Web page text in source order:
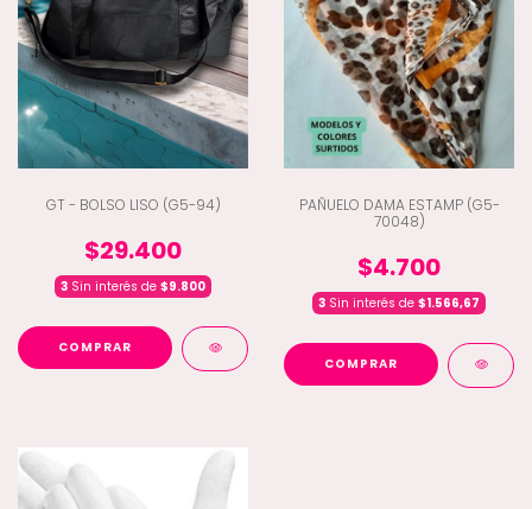
GT - BOLSO LISO (G5-94)
$29.400
3 Sin interés de $9.800
COMPRAR
PAÑUELO DAMA ESTAMP (G5-
70048)
$4.700
3 Sin interés de $1.566,67
COMPRAR